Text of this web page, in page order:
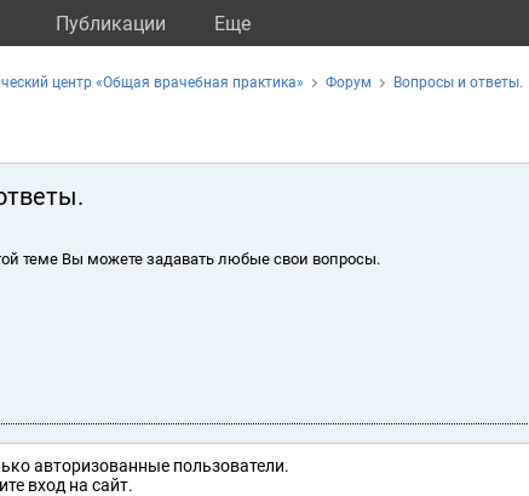
Публикации Eще
центр «Общая врачебная практика» Форум Вопросы и ответы.
теме Вы можете задавать любые свои вопросы.
авторизованные пользователи.
вход на сайт.